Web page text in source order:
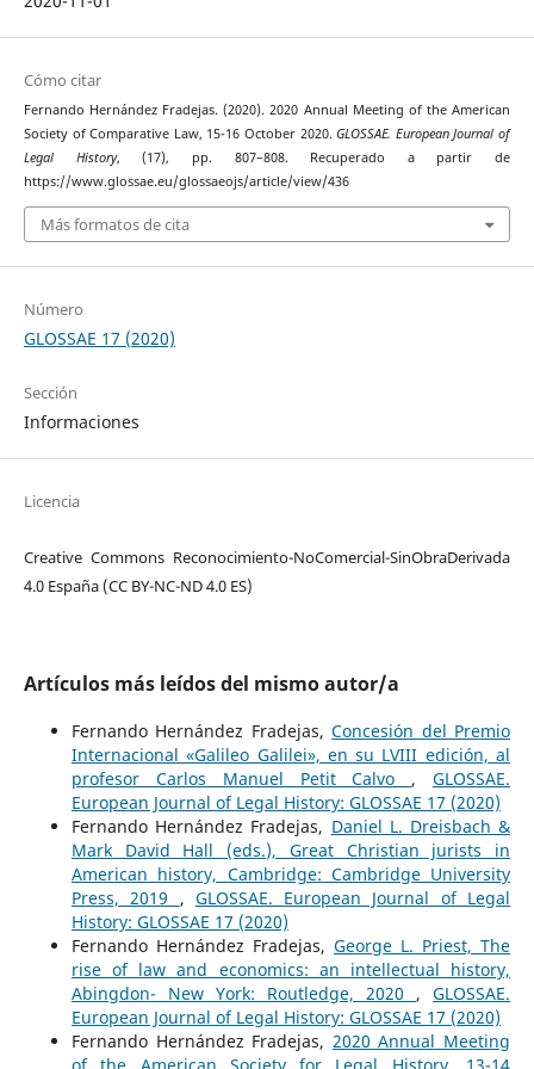
Cómo citar
Fernando Hernández Fradejas. (2020). 2020 Annual Meeting of the American
Society of Comparative Law, 15-16 October 2020.GLOSSAE. European Journal of
Legal History, (17), pp. 807–808. Recuperado a partir de
https://www.glossae.eu/glossaeojs/article/view/436
Más formatos de cita
Número
GLOSSAE 17 (2020)
Sección
Informaciones
Licencia
Creative Commons Reconocimiento-NoComercial-SinObraDerivada
4.0 España (CC BY-NC-ND 4.0 ES)
Artículos más leídos del mismo autor/a
Fernando Hernández Fradejas,Concesión del Premio
Internacional «Galileo Galilei», en su LVIII edición, al
profesor Carlos Manuel Petit Calvo ,GLOSSAE.
European Journal of Legal History: GLOSSAE 17 (2020)
Fernando Hernández Fradejas, Daniel L. Dreisbach &
Mark David Hall (eds.), Great Christian jurists in
American history, Cambridge: Cambridge University
Press, 2019 , GLOSSAE. European Journal of Legal
History: GLOSSAE 17 (2020)
Fernando Hernández Fradejas, George L. Priest, The
rise of law and economics: an intellectual history,
Abingdon- New York: Routledge, 2020 ,GLOSSAE.
European Journal of Legal History: GLOSSAE 17 (2020)
Fernando Hernández Fradejas, 2020 Annual Meeting